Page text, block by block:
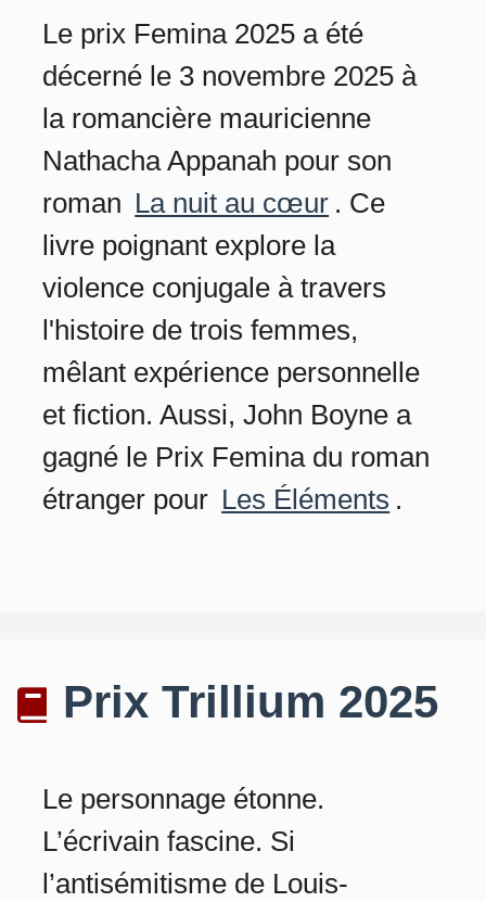
Le prix Femina 2025 a été
décerné le 3 novembre 2025 à
la romancière mauricienne
Nathacha Appanah pour son
roman La nuit au cœur . Ce
livre poignant explore la
violence conjugale à travers
l'histoire de trois femmes,
mêlant expérience personnelle
et fiction. Aussi, John Boyne a
gagné le Prix Femina du roman
étranger pour Les Éléments .
Prix Trillium 2025
Le personnage étonne.
L’écrivain fascine. Si
l’antisémitisme de Louis-